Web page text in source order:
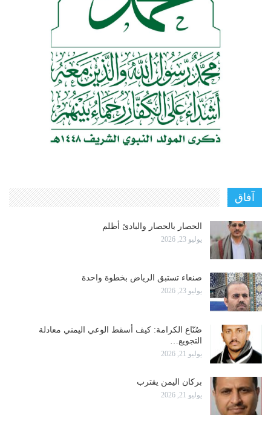
آفاق
الحصار بالحصار والبادئ أظلم
يوليو 23, 2026
صنعاء تستبق الرياض بخطوة واحدة
يوليو 23, 2026
صُنّاع الكرامة: كيف أسقط الوعي اليمني معادلة
التجويع…
يوليو 21, 2026
بركان اليمن يقترب
يوليو 21, 2026